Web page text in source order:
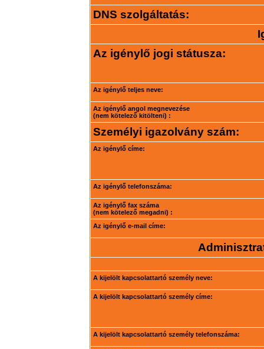
DNS szolgáltatás:
Az igénylő jogi státusza:
Az igénylő teljes neve:
Az igénylő angol megnevezése
(nem kötelező kitölteni) :
Személyi igazolvány szám:
Az igénylő címe:
Az igénylő telefonszáma:
Az igénylő fax száma
(nem kötelező megadni) :
Az igénylő e-mail címe:
A kijelölt kapcsolattartó személy neve:
A kijelölt kapcsolattartó személy címe:
A kijelölt kapcsolattartó személy telefonszáma: